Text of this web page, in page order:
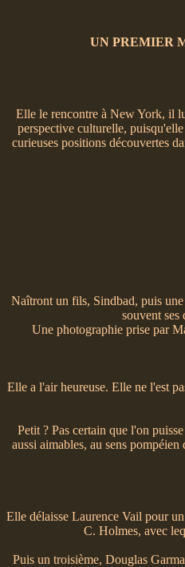
UN PREMIER
Elle le rencontre à New York, il
perspective culturelle,
curieuses positions découvertes
Naîtront un fils, Sindbad, puis
souvent ses
Une photographie prise par
Elle a l'air heureuse. Elle ne l'est
Petit ? Pas certain que l'on
aussi aimables, au sens
Elle délaisse Laurence Vail pour
C. Holmes, avec
Puis un troisième, Douglas